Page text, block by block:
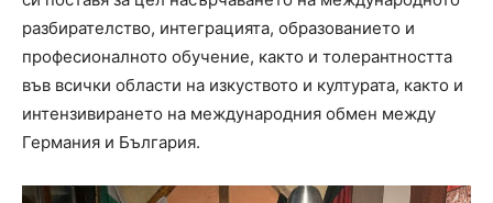
разбирателство, интеграцията, образованието и
професионалното обучение, както и толерантността
във всички области на изкуството и културата, както и
интензивирането на международния обмен между
Германия и България.